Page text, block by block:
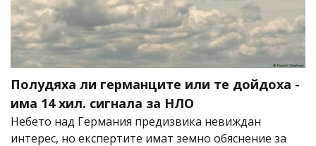
Полудяха ли германците или те дойдоха -
има 14 хил. сигнала за НЛО
Небето над Германия предизвика невиждан
интерес, но експертите имат земно обяснение за